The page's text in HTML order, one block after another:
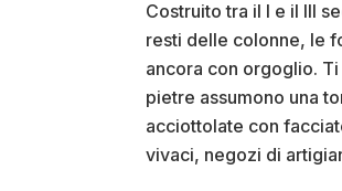
Costruito tra il I e il III
resti delle colonne, le
ancora con orgoglio.
pietre assumono una
acciottolate con
vivaci, negozi di